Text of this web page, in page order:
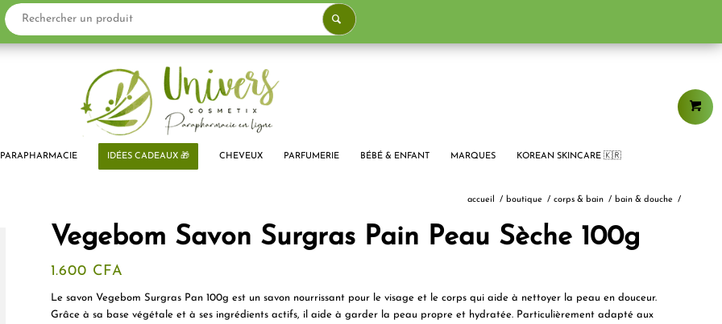
PARAPHARMACIE IDÉES CADEAUX 🎁 CHEVEUX PARFUMERIE BÉBÉ & ENFANT MARQUES KOREAN SKINCARE 🇰🇷
accueil / boutique / corps & bain / bain & douche /
Vegebom Savon Surgras Pain Peau Sèche 100g
1.600 CFA
Le savon Vegebom Surgras Pan 100g est un savon nourrissant pour le visage et le corps qui aide à nettoyer la peau en douceur.
Grâce à sa base végétale et à ses ingrédients actifs, il aide à garder la peau propre et hydratée. Particulièrement adapté aux